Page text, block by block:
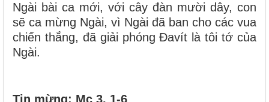
Ngài bài ca mới, với cây đàn mười dây, con
sẽ ca mừng Ngài, vì Ngài đã ban cho các vua
chiến thắng, đã giải phóng Ðavít là tôi tớ của
Ngài.
Tin mừng: Mc 3, 1-6